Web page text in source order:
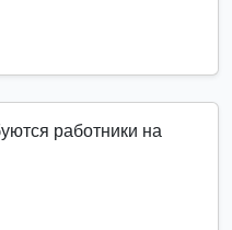
работники на